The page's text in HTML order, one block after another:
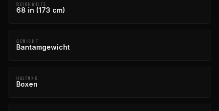
REICHWEITE
68 in (173 cm)
GEWICHT
Bantamgewicht
HALTUNG
Boxen